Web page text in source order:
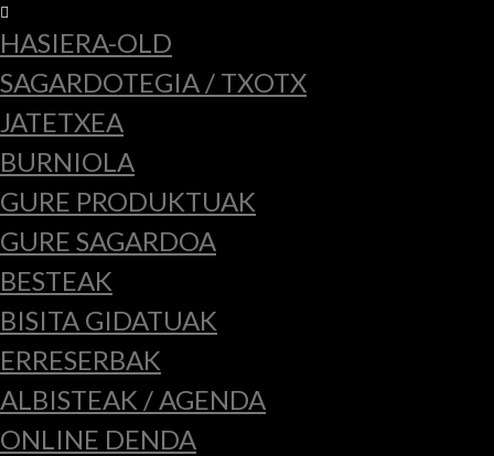
HASIERA-OLD
SAGARDOTEGIA / TXOTX
JATETXEA
BURNIOLA
GURE PRODUKTUAK
GURE SAGARDOA
BESTEAK
BISITA GIDATUAK
ERRESERBAK
ALBISTEAK / AGENDA
ONLINE DENDA